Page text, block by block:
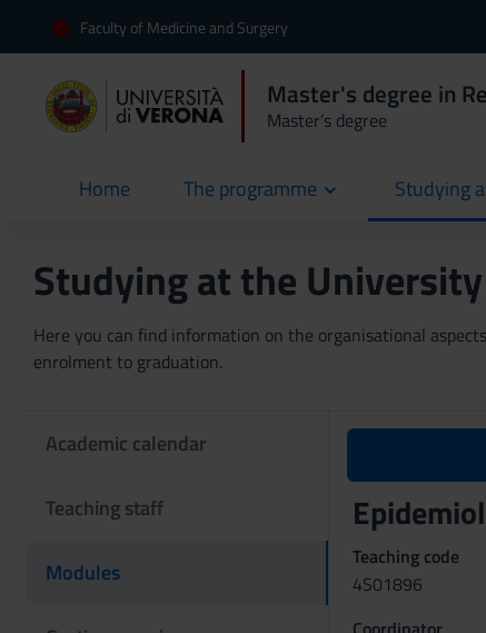
Faculty of Medicine and Surgery
Master's degree in
Master’s degree
Home
current The programme Studying
Studying at the
Here you can find information on the organisational
enrolment to graduation.
Academic calendar
Teaching staff
Modules
Teaching code
4S01896